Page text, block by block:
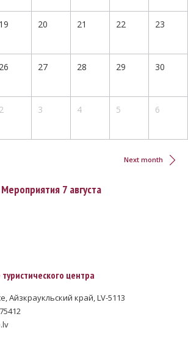
19 20 21 22 23
26 27 28 29 30
2 3 4 5 6
Next month
Мероприятия 7 августа
центра
Айзкраукльский край, LV-5113